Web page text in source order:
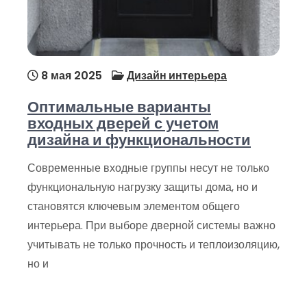
8 мая 2025 Дизайн интерьера
Оптимальные варианты
входных дверей с учетом
дизайна и функциональности
Современные входные группы несут не только
функциональную нагрузку защиты дома, но и
становятся ключевым элементом общего
интерьера. При выборе дверной системы важно
учитывать не только прочность и теплоизоляцию,
но и